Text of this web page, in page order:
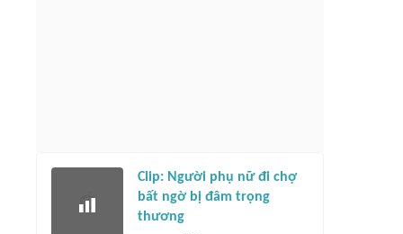
Clip: Người phụ nữ đi chợ
bất ngờ bị đâm trọng
thương